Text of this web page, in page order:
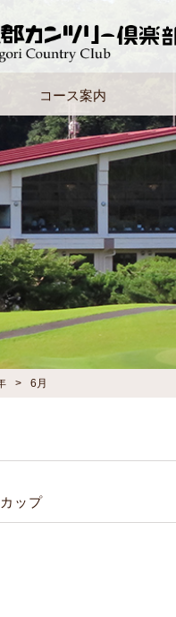
コース案内
6月
ップ